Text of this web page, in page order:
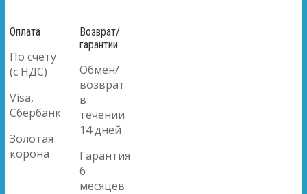
Оплата
По счету
(с НДС)
Visa,
Сбербанк
Золотая
корона
Возврат/
гарантии
Обмен/
возврат
в
течении
14 дней
Гарантия
6
месяцев